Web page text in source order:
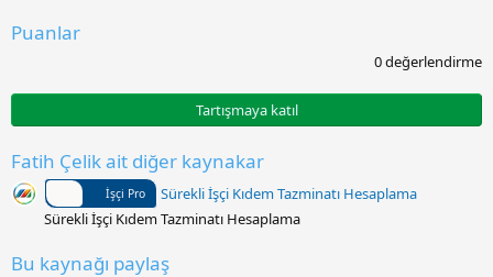
Puanlar
0
y
l
d
ı
z
0 değerlendirme
Tartışmaya katıl
Fatih Çelik ait diğer kaynakar
İşçi Pro
Sürekli İşçi Kıdem Tazminatı Hesaplama
Sürekli İşçi Kıdem Tazminatı Hesaplama
Bu kaynağı paylaş